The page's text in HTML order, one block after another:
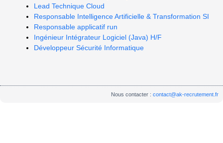
Lead Technique Cloud
Responsable Intelligence Artificielle & Transformation SI
Responsable applicatif run
Ingénieur Intégrateur Logiciel (Java) H/F
Développeur Sécurité Informatique
Nous contacter :contact@ak-recrutement.fr